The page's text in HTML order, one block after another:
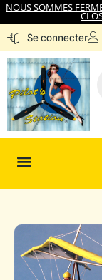
NOUS SOMMES
Se connecter